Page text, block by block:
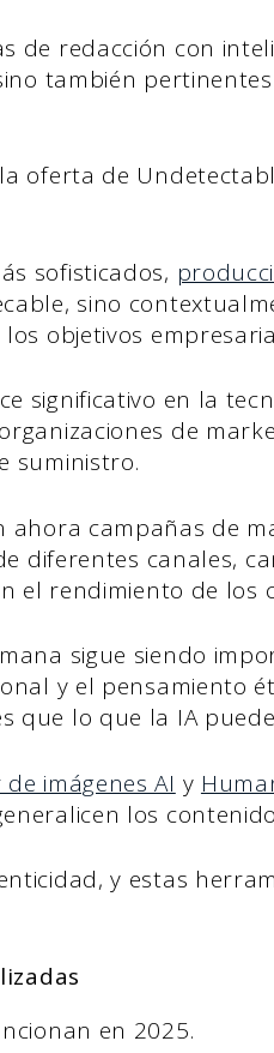
de redacción con
también
oferta de
sofisticados,
sino
objetivos
significativo en la
de
suministro.
ahora campañas de
diferentes canales,
el rendimiento de los
sigue siendo
y el pensamiento
que lo que la IA
imágenes AI y
los
y estas
en 2025.